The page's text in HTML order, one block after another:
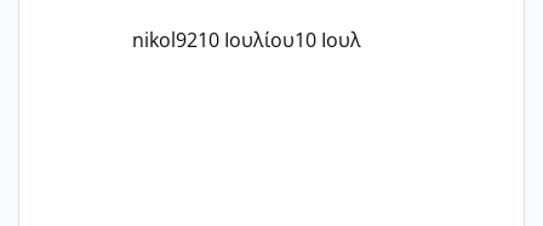
nikol9210 Ιουλίου10 Ιουλ